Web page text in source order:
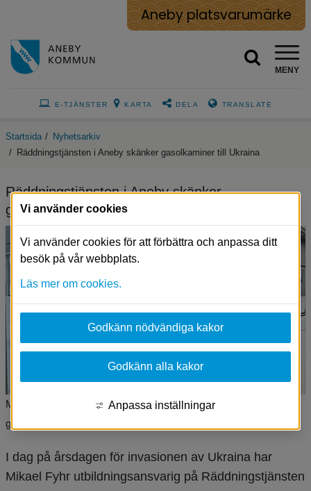
Aneby platsvarumärke
MENY
E-TJÄNSTER KARTA DELA TRANSLATE
Startsida / Nyhetsarkiv
/ Räddningstjänsten i Aneby skänker gasolkaminer till Ukraina
Räddningstjänsten i Aneby skänker
gasolkaminer till Ukraina
Mikael Fyhr utbildningsansvarig Räddningstjänsten Aneby lastar
gasolkaminer som ska skickas till Ukraina.
I dag på årsdagen för invasionen av Ukraina har
Mikael Fyhr utbildningsansvarig på Räddningstjänsten
Vi använder cookies
Vi använder cookies för att förbättra och anpassa ditt
besök på vår webbplats.
Läs mer om cookies.
Godkänn nödvändiga kakor
Godkänn alla kakor
Anpassa inställningar